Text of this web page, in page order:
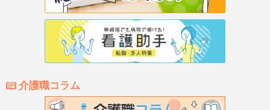
介護職コラム